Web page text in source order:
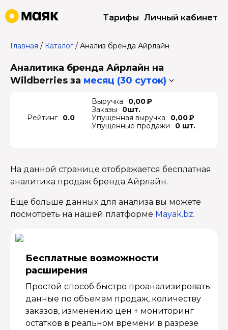
Тарифы Личный кабинет
Главная / Каталог/ Анализ бренда Айрлайн
Аналитика бренда Айрлайн на
Wildberries за месяц (30 суток)
Рейтинг 0.0
Выручка
0,00 ₽
Заказы
0шт.
Упущенная выручка
0,00 ₽
Упущенные продажи
0 шт.
На данной странице отображается бесплатная
аналитика продаж бренда Айрлайн.
Еще больше данных для анализа вы можете
посмотреть на нашей платформе Mayak.bz.
Бесплатные возмож­ности
расширения
Простой способ быстро проанализировать
данные по объемам продаж, количеству
заказов, изменению цен + мониторинг
остатков в реальном времени в разрезе